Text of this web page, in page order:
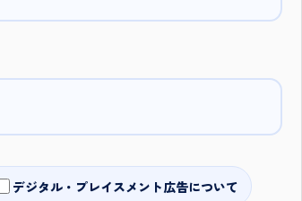
デジタル・プレイスメント広告について